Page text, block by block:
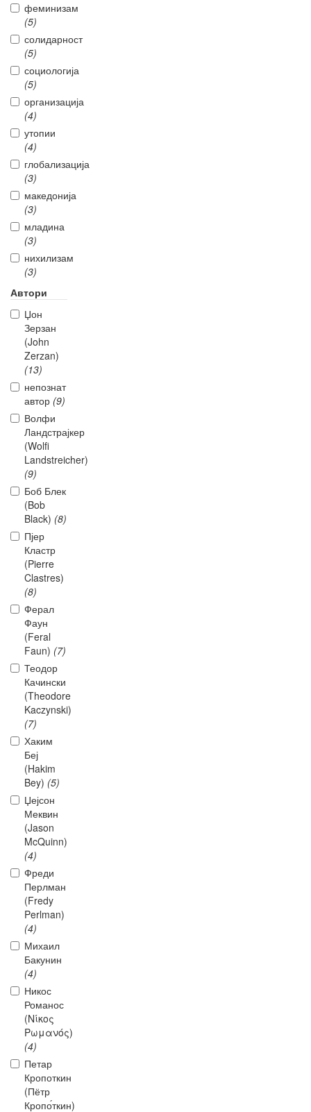
феминизам
(5)
солидарност
(5)
социологија
(5)
организација
(4)
утопии
(4)
глобализација
(3)
македонија
(3)
младина
(3)
нихилизам
(3)
Автори
Џон
Зерзан
(John
Zerzan)
(13)
непознат
автор (9)
Волфи
Ландстрајкер
(Wolfi
Landstreicher)
(9)
Боб Блек
(Bob
Black) (8)
Пјер
Кластр
(Pierre
Clastres)
(8)
Ферал
Фаун
(Feral
Faun) (7)
Теодор
Качински
(Theodore
Kaczynski)
(7)
Хаким
Беј
(Hakim
Bey) (5)
Џејсон
Меквин
(Jason
McQuinn)
(4)
Фреди
Перлман
(Fredy
Perlman)
(4)
Михаил
Бакунин
(4)
Никос
Романос
(Νίκος
Ρωμανός)
(4)
Петар
Кропоткин
(Пётр
Кропо́ткин)